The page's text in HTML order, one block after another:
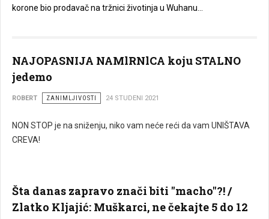
korone bio prodavač na tržnici životinja u Wuhanu…
NAJOPASNIJA NAMlRNlCA koju STALNO
jedemo
ROBERT ZANIMLJIVOSTI 24 STUDENI 2021
NON STOP je na sniženju, niko vam neće reći da vam UNIŠTAVA
CREVA!
Šta danas zapravo znači biti "macho"?! /
Zlatko Kljajić: Muškarci, ne čekajte 5 do 12